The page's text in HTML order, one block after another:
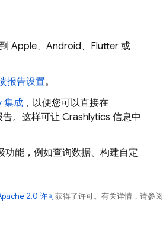
Apple、Android、Flutter 或
报告设置。
集成 ，以便您可以直接在
。这样可让 Crashlytics 信息中
功能，例如查询数据、构建自定
2.0 许可获得了许可。有关详情，请参阅